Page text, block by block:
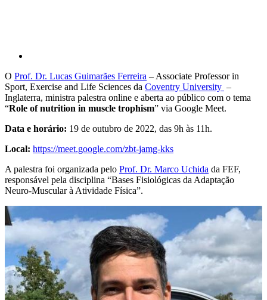
O Prof. Dr. Lucas Guimarães Ferreira – Associate Professor in
Sport, Exercise and Life Sciences da Coventry University –
Inglaterra, ministra palestra online e aberta ao público com o tema
“Role of nutrition in muscle trophism” via Google Meet.
Data e horário: 19 de outubro de 2022, das 9h às 11h.
Local: https://meet.google.com/zbt-jamg-kks
A palestra foi organizada pelo Prof. Dr. Marco Uchida da FEF,
responsável pela disciplina “Bases Fisiológicas da Adaptação
Neuro-Muscular à Atividade Física”.